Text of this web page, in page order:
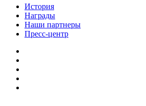
История
Награды
Наши партнеры
Пресс-центр